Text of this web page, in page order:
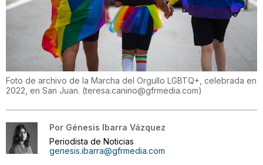
Foto de archivo de la Marcha del Orgullo LGBTQ+, celebrada en
2022, en San Juan. (teresa.canino@gfrmedia.com)
Por Génesis Ibarra Vázquez
Periodista de Noticias
genesis.ibarra@gfrmedia.com